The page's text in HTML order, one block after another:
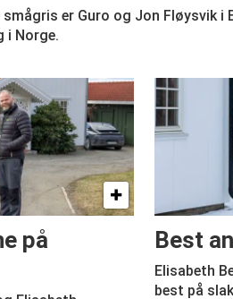
smågris er Guro og Jon Fløysvik i
i Norge.
på
Best
Elisabeth
best på